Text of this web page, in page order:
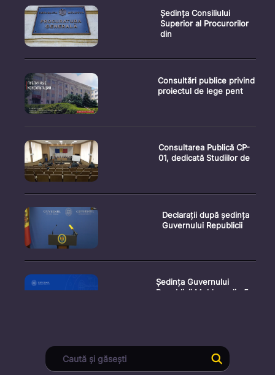
Ședința Consiliului
Superior al Procurorilor
din
Consultări publice privind
proiectul de lege pent
Consultarea Publică CP-
01, dedicată Studiilor de
Declarații după ședința
Guvernului Republicii
Ședința Guvernului
Republicii Moldova din 5
Secretarul general al
Guvernului, Alexei Buzu,
est